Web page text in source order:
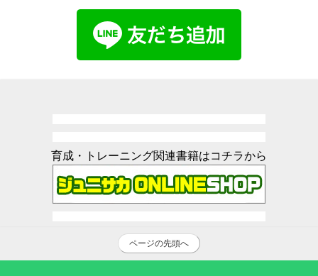
育成・トレーニング関連書籍はコチラから
ページの先頭へ